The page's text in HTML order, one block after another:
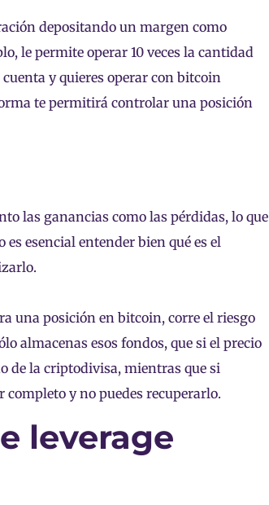
depositando un margen como
le permite operar 10 veces la cantidad
y quieres operar con bitcoin
te permitirá controlar una posición
las ganancias como las pérdidas, lo que
esencial entender bien qué es el
una posición en bitcoin, corre el riesgo
almacenas esos fondos, que si el precio
de la criptodivisa, mientras que si
y no puedes recuperarlo.
leverage